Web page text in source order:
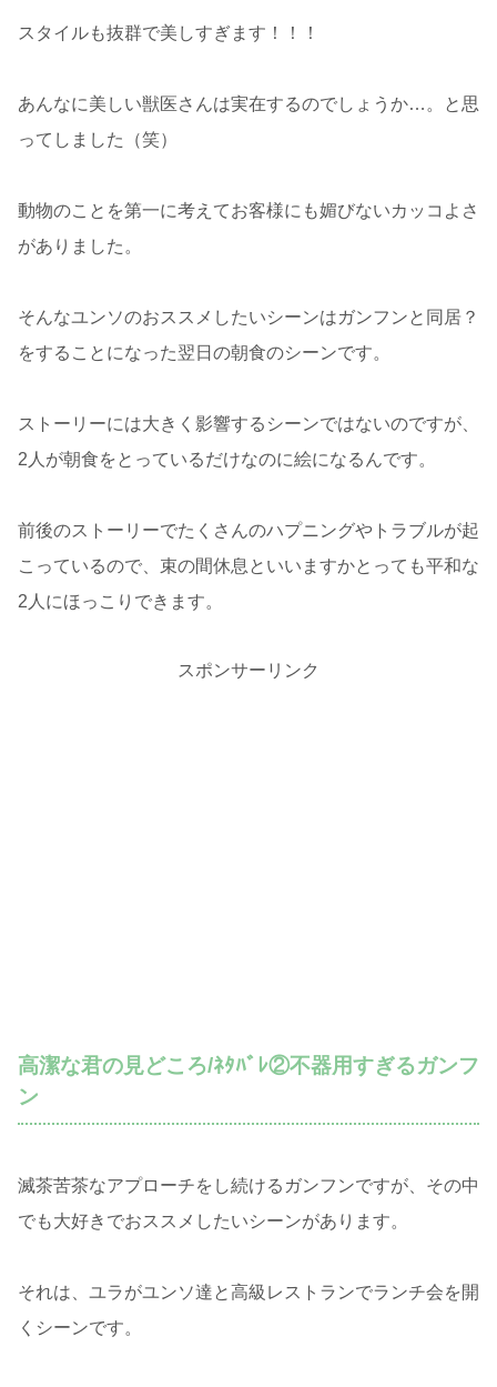
スタイルも抜群で美しすぎます！！！
あんなに美しい獣医さんは実在するのでしょうか…。と思
ってしました（笑）
動物のことを第一に考えてお客様にも媚びないカッコよさ
がありました。
そんなユンソのおススメしたいシーンはガンフンと同居？
をすることになった翌日の朝食のシーンです。
ストーリーには大きく影響するシーンではないのですが、
2人が朝食をとっているだけなのに絵になるんです。
前後のストーリーでたくさんのハプニングやトラブルが起
こっているので、束の間休息といいますかとっても平和な
2人にほっこりできます。
スポンサーリンク
高潔な君の見どころ/ﾈﾀﾊﾞﾚ②不器用すぎるガンフ
ン
滅茶苦茶なアプローチをし続けるガンフンですが、その中
でも大好きでおススメしたいシーンがあります。
それは、ユラがユンソ達と高級レストランでランチ会を開
くシーンです。